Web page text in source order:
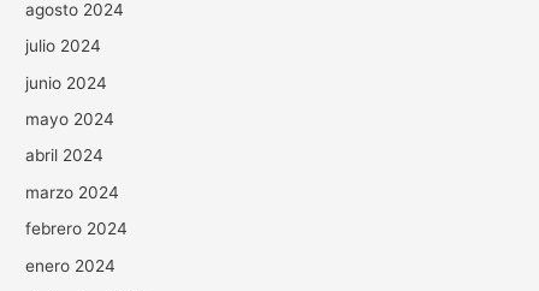
agosto 2024
julio 2024
junio 2024
mayo 2024
abril 2024
marzo 2024
febrero 2024
enero 2024